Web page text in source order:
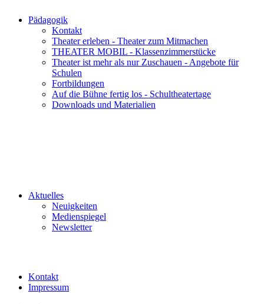
Pädagogik
Kontakt
Theater erleben - Theater zum Mitmachen
THEATER MOBIL - Klassenzimmerstücke
Theater ist mehr als nur Zuschauen - Angebote für
Schulen
Fortbildungen
Auf die Bühne fertig los - Schultheatertage
Downloads und Materialien
Aktuelles
Neuigkeiten
Medienspiegel
Newsletter
Kontakt
Impressum